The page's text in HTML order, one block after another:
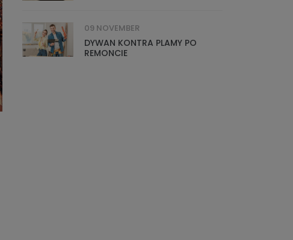
09 NOVEMBER
DYWAN KONTRA PLAMY PO
REMONCIE